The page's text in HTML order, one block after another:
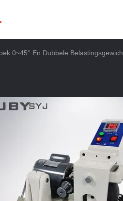
0~45° En Dubbele